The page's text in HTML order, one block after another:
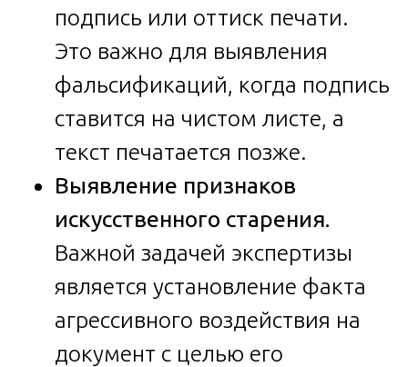
подпись или оттиск печати.
Это важно для выявления
фальсификаций, когда подпись
ставится на чистом листе, а
текст печатается позже.
Выявление признаков
искусственного старения.
Важной задачей экспертизы
является установление факта
агрессивного воздействия на
документ с целью его